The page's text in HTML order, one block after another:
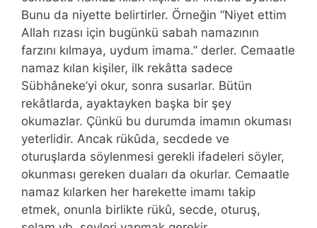
Bunu da niyette belirtirler. Örneğin “Niyet ettim
Allah rızası için bugünkü sabah namazının
farzını kılmaya, uydum imama.” derler. Cemaatle
namaz kılan kişiler, ilk rekâtta sadece
Sübhâneke’yi okur, sonra susarlar. Bütün
rekâtlarda, ayaktayken başka bir şey
okumazlar. Çünkü bu durumda imamın okuması
yeterlidir. Ancak rükûda, secdede ve
oturuşlarda söylenmesi gerekli ifadeleri söyler,
okunması gereken duaları da okurlar. Cemaatle
namaz kılarken her harekette imamı takip
etmek, onunla birlikte rükû, secde, oturuş,